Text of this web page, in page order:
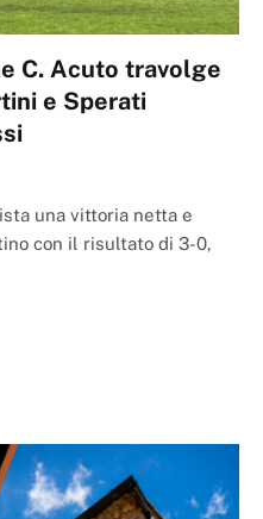
C. Acuto travolge
e Sperati
una vittoria netta e
con il risultato di 3-0,